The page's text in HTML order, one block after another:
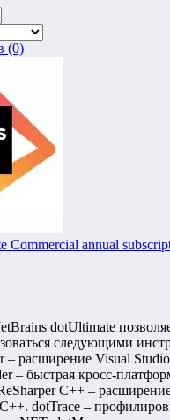
(0)
Commercial annual
dotUltimate
следующими
– расширение Visual
– быстрая кросс-
C++ –
C++. dotTrace –